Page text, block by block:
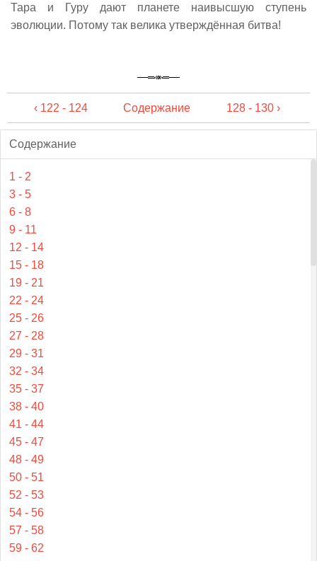
Тара и Гуру дают планете наивысшую ступень
эволюции. Потому так велика утверждённая битва!
‹ 122 - 124 Содержание 128 - 130 ›
Содержание
1 - 2
3 - 5
6 - 8
9 - 11
12 - 14
15 - 18
19 - 21
22 - 24
25 - 26
27 - 28
29 - 31
32 - 34
35 - 37
38 - 40
41 - 44
45 - 47
48 - 49
50 - 51
52 - 53
54 - 56
57 - 58
59 - 62